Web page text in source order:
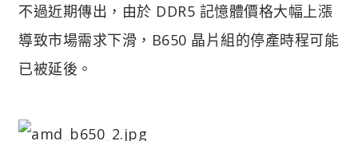
不過近期傳出，由於 DDR5 記憶體價格大幅上漲
導致市場需求下滑，B650 晶片組的停產時程可能
已被延後。